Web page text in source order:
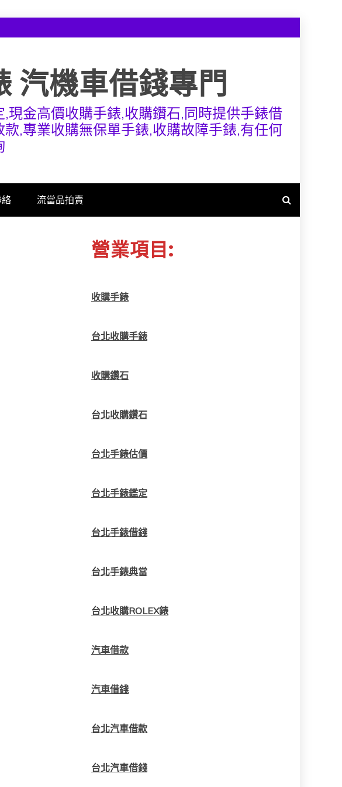
汽機車借錢專門
金高價收購手錶,收購鑽石,同時提供手錶借
,專業收購無保單手錶,收購故障手錶,有任何
流當品拍賣
營業項目:
收購手錶
台北收購手錶
收購鑽石
台北收購鑽石
台北手錶估價
台北手錶鑑定
台北手錶借錢
台北手錶典當
台北收購ROLEX錶
汽車借款
汽車借錢
台北汽車借款
台北汽車借錢